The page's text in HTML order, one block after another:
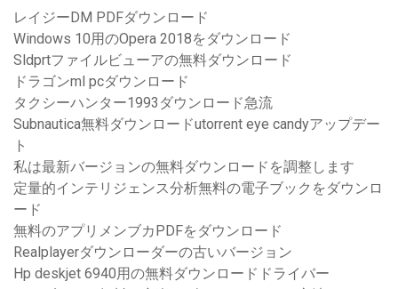
レイジーDM PDFダウンロード
Windows 10用のOpera 2018をダウンロード
Sldprtファイルビューアの無料ダウンロード
ドラゴンml pcダウンロード
タクシーハンター1993ダウンロード急流
Subnautica無料ダウンロードutorrent eye candyアップデー
ト
私は最新バージョンの無料ダウンロードを調整します
定量的インテリジェンス分析無料の電子ブックをダウンロ
ード
無料のアプリメンブカPDFをダウンロード
Realplayerダウンローダーの古いバージョン
Hp deskjet 6940用の無料ダウンロードドライバー